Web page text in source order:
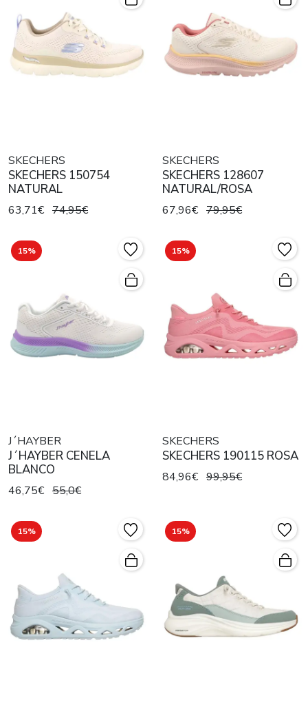
SKECHERS
SKECHERS 150754
NATURAL
63,71€ 74,95€
SKECHERS
SKECHERS 128607
NATURAL/ROSA
67,96€ 79,95€
15%
J´HAYBER
J´HAYBER CENELA
BLANCO
46,75€ 55,0€
15%
SKECHERS
SKECHERS 190115 ROSA
84,96€ 99,95€
15% 15%